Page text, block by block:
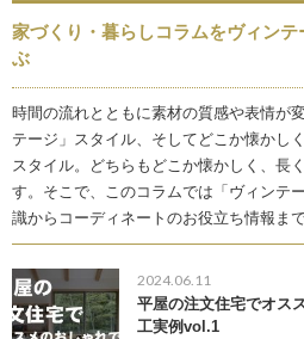
家づくり・暮らしコラムをヴィン
ぶ
時間の流れとともに素材の質感や表情が
テージ」スタイル、そしてどこか懐かし
スタイル。どちらもどこか懐かしく、長
す。そこで、このコラムでは「ヴィンテ
識からコーディネートのお役立ち情報ま
2024.06.11
平屋の注文住宅でオス
工実例vol.1